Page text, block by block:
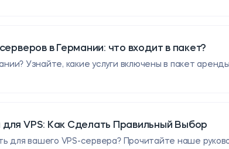
VPS: Как Сделать Правильный Выбор
для вашего VPS-сервера? Прочитайте наше
в Германии: что входит в пакет?
Узнайте, какие услуги включены в пакет